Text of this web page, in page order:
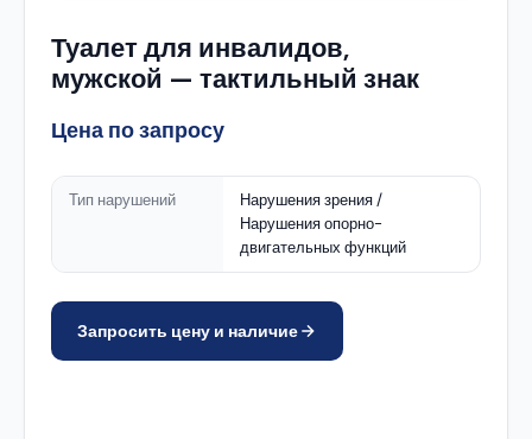
Туалет для инвалидов,
мужской — тактильный знак
Цена по запросу
Тип нарушений
Нарушения зрения /
Нарушения опорно-
двигательных функций
Запросить цену и наличие